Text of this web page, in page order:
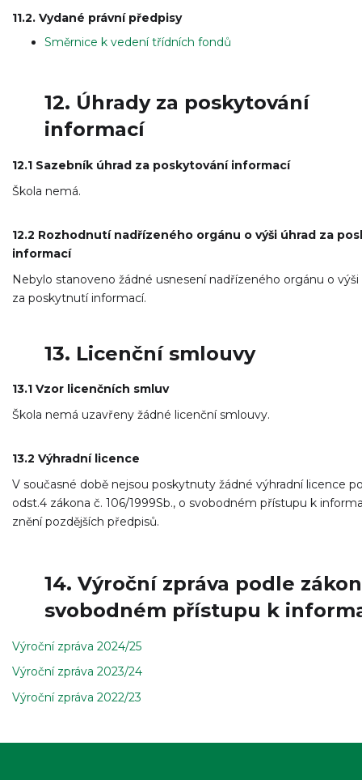
11.2. Vydané právní předpisy
Směrnice k vedení třídních fondů
12. Úhrady za poskytování
informací
12.1 Sazebník úhrad za poskytování informací
Škola nemá.
12.2 Rozhodnutí nadřízeného orgánu o výši úhrad za
informací
Nebylo stanoveno žádné usnesení nadřízeného orgánu o výši
za poskytnutí informací.
13. Licenční smlouvy
13.1 Vzor licenčních smluv
Škola nemá uzavřeny žádné licenční smlouvy.
13.2 Výhradní licence
V současné době nejsou poskytnuty žádné výhradní licence
odst.4 zákona č. 106/1999Sb., o svobodném přístupu k
znění pozdějších předpisů.
14. Výroční zpráva podle
svobodném přístupu k
Výroční zpráva 2024/25
Výroční zpráva 2023/24
Výroční zpráva 2022/23